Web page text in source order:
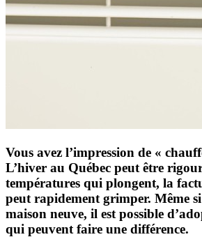
Vous avez l’impression de «
L’hiver au Québec peut être
températures qui plongent, la
peut rapidement grimper. Même
maison neuve, il est possible
qui peuvent faire une différence.